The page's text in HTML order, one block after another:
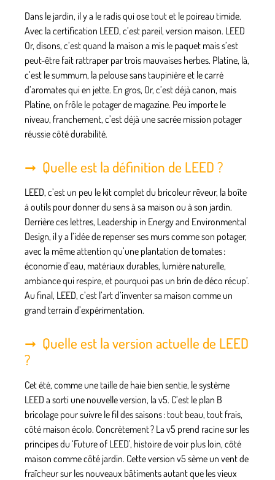
Dans le jardin, il y a le radis qui ose tout et le poireau timide.
Avec la certification LEED, c’est pareil, version maison. LEED
Or, disons, c’est quand la maison a mis le paquet mais s’est
peut-être fait rattraper par trois mauvaises herbes. Platine, là,
c’est le summum, la pelouse sans taupinière et le carré
d’aromates qui en jette. En gros, Or, c’est déjà canon, mais
Platine, on frôle le potager de magazine. Peu importe le
niveau, franchement, c’est déjà une sacrée mission potager
réussie côté durabilité.
Quelle est la définition de LEED ?
LEED, c’est un peu le kit complet du bricoleur rêveur, la boîte
à outils pour donner du sens à sa maison ou à son jardin.
Derrière ces lettres, Leadership in Energy and Environmental
Design, il y a l’idée de repenser ses murs comme son potager,
avec la même attention qu’une plantation de tomates :
économie d’eau, matériaux durables, lumière naturelle,
ambiance qui respire, et pourquoi pas un brin de déco récup’.
Au final, LEED, c’est l’art d’inventer sa maison comme un
grand terrain d’expérimentation.
Quelle est la version actuelle de LEED
?
Cet été, comme une taille de haie bien sentie, le système
LEED a sorti une nouvelle version, la v5. C’est le plan B
bricolage pour suivre le fil des saisons : tout beau, tout frais,
côté maison écolo. Concrètement ? La v5 prend racine sur les
principes du ‘Future of LEED’, histoire de voir plus loin, côté
maison comme côté jardin. Cette version v5 sème un vent de
fraîcheur sur les nouveaux bâtiments autant que les vieux